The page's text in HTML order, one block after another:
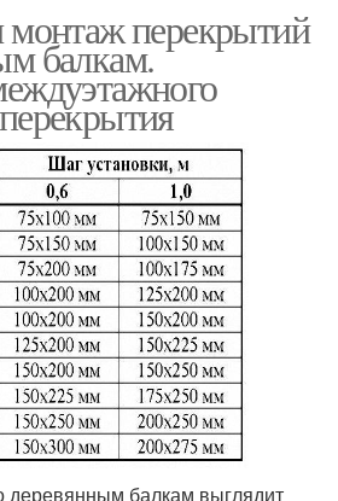
монтаж перекрытий
балкам.
деревянным балкам выглядит